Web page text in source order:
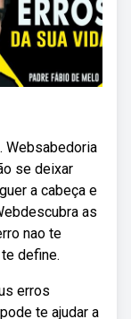
Websabedoria
se deixar
a cabeça e
as
nao te
define.
erros
te ajudar a